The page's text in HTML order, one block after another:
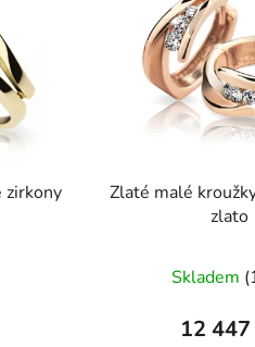
zirkony
Zlaté malé
zlato
Skladem
12 447